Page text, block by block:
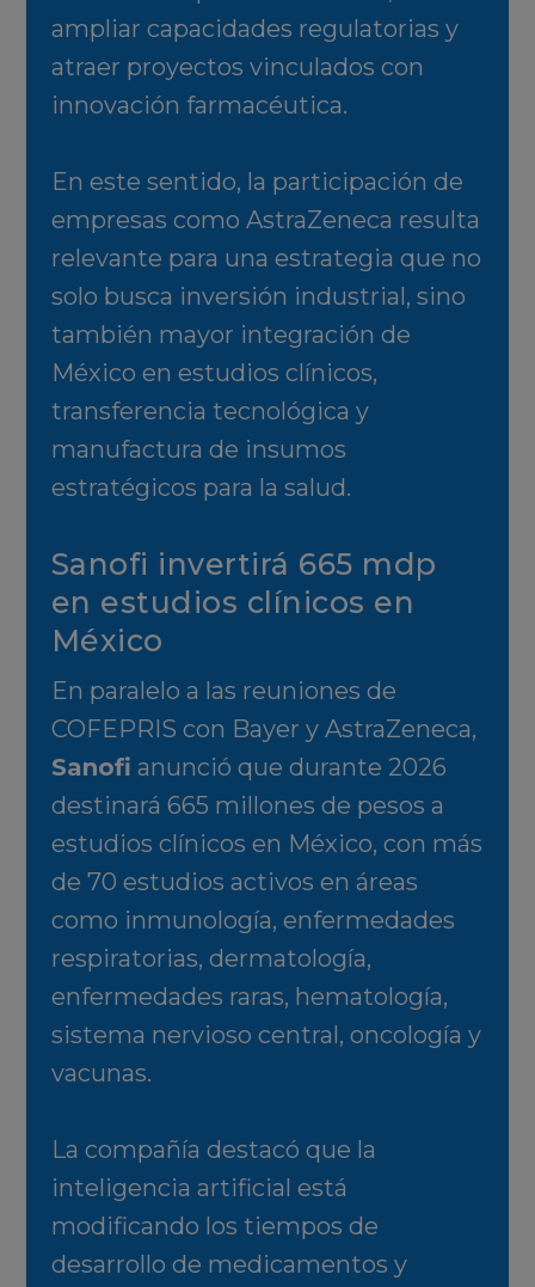
ampliar capacidades regulatorias y
atraer proyectos vinculados con
innovación farmacéutica.
En este sentido, la participación de
empresas como AstraZeneca resulta
relevante para una estrategia que no
solo busca inversión industrial, sino
también mayor integración de
México en estudios clínicos,
transferencia tecnológica y
manufactura de insumos
estratégicos para la salud.
Sanofi invertirá 665 mdp
en estudios clínicos en
México
En paralelo a las reuniones de
COFEPRIS con Bayer y AstraZeneca,
Sanofi anunció que durante 2026
destinará 665 millones de pesos a
estudios clínicos en México, con más
de 70 estudios activos en áreas
como inmunología, enfermedades
respiratorias, dermatología,
enfermedades raras, hematología,
sistema nervioso central, oncología y
vacunas.
La compañía destacó que la
inteligencia artificial está
modificando los tiempos de
desarrollo de medicamentos y